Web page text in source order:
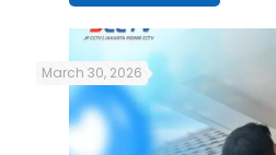
March 30, 2026